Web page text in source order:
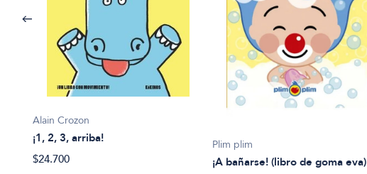
Alain Crozon
¡1, 2, 3, arriba!
$24.700
Plim plim
¡A bañarse! (libro de goma eva)